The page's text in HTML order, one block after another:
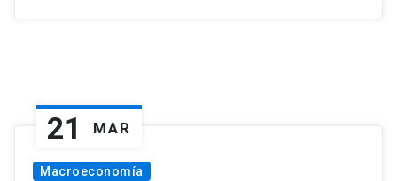
21 MAR
Macroeconomía